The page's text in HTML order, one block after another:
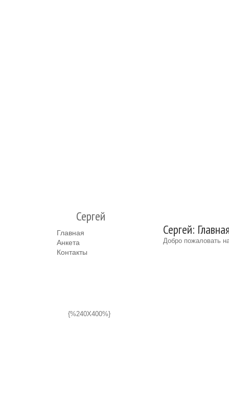
Сергей
Главная
Анкета
Контакты
{%240X400%}
Сергей:
Добро пожаловать